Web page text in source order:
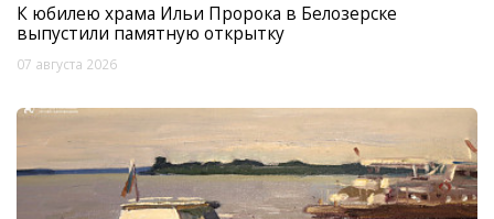
К юбилею храма Ильи Пророка в Белозерске
выпустили памятную открытку
07 августа 2026